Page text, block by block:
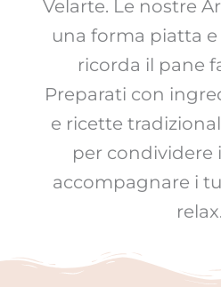
Velarte. Le nostre
una forma piatta
ricorda il pane
Preparati con
e ricette
per condividere
accompagnare i
relax.